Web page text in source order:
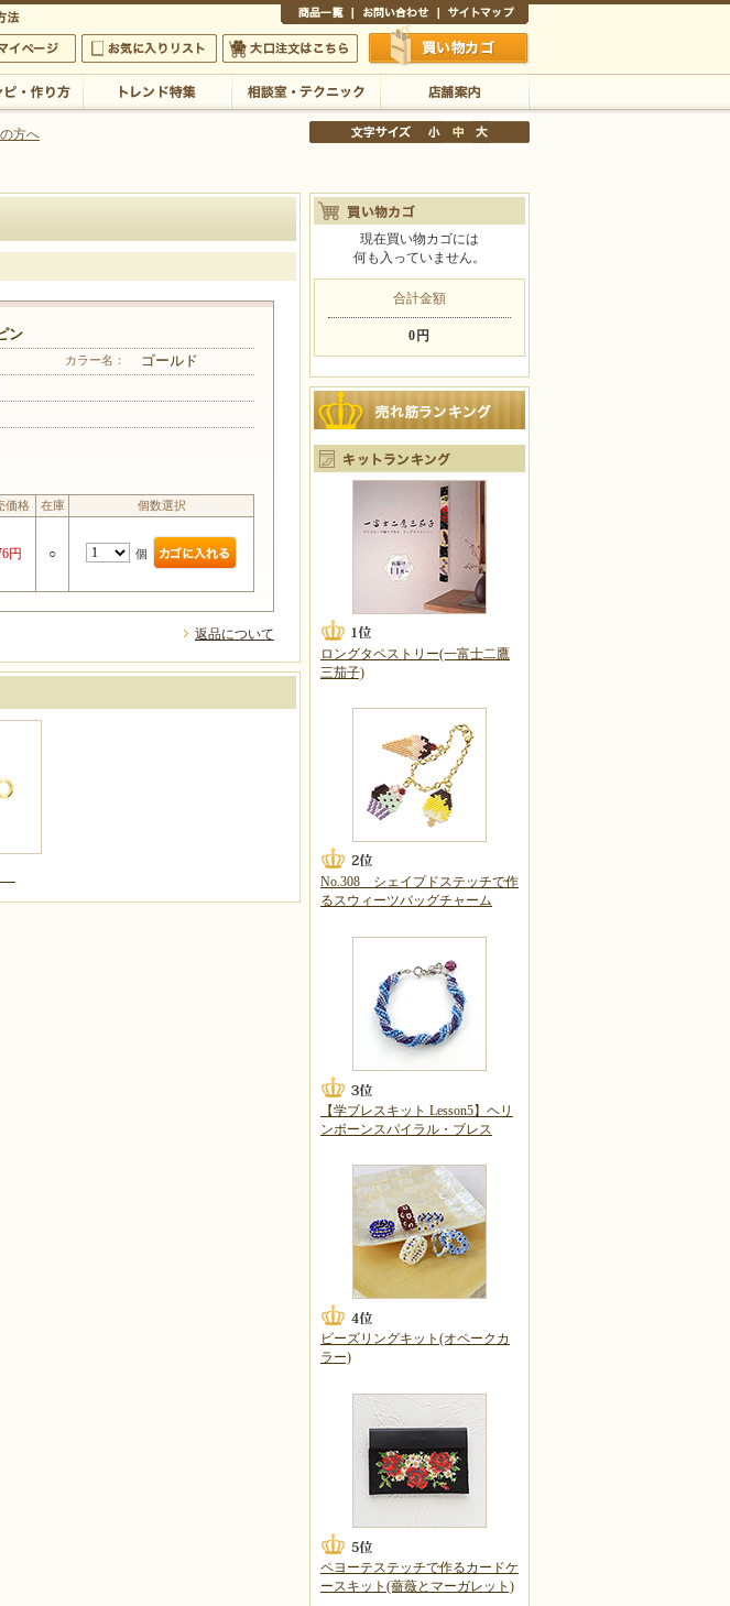
注文で送料は当店が負担いたします
たします
ージ
お気に入りリスト 大口注文はこちら 買い物かご
店舗案内
方へ
ン
カラー名： ゴールド
価格 在庫 個数選択
円 ○ 個
返品について
現在買い物カゴには
何も入っていません。
合計金額
0円
ロングタペストリー(一富士二鷹
三茄子)
No.308 シェイプドステッチで作
るスウィーツバッグチャーム
【学ブレスキット Lesson5】ヘリ
ンボーンスパイラル・ブレス
ビーズリングキット(オペークカ
ラー)
ペヨーテステッチで作るカードケ
ースキット(薔薇とマーガレット)